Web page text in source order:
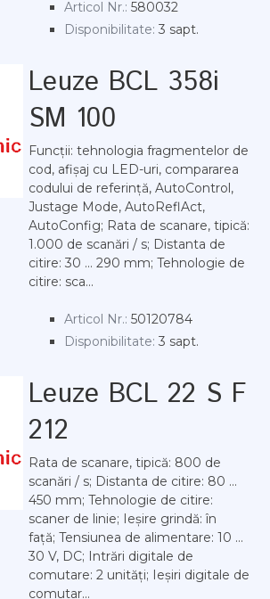
Articol Nr.: 580032
Disponibilitate: 3 sapt.
Leuze BCL 358i
SM 100
Funcții: tehnologia fragmentelor de
cod, afișaj cu LED-uri, compararea
codului de referință, AutoControl,
Justage Mode, AutoReflAct,
AutoConfig; Rata de scanare, tipică:
1.000 de scanări / s; Distanta de
citire: 30 ... 290 mm; Tehnologie de
citire: sca...
Articol Nr.: 50120784
Disponibilitate: 3 sapt.
Leuze BCL 22 S F
212
Rata de scanare, tipică: 800 de
scanări / s; Distanta de citire: 80 ...
450 mm; Tehnologie de citire:
scaner de linie; Ieșire grindă: în
față; Tensiunea de alimentare: 10 ...
30 V, DC; Intrări digitale de
comutare: 2 unități; Ieșiri digitale de
comutar...